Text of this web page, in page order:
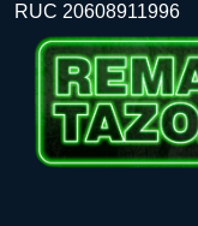
RUC 20608911996